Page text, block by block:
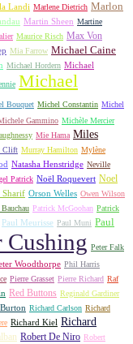
Landi Marlene Dietrich Marlon
Martin Sheen Martine
Maurice Risch Max Von
Mia Farrow Michael Caine
Michael Hordern Michael
Michael
Bouquet Michel Constantin Michel
Gammino Michèle Mercier
Mie Hama Miles
Clift Murray Hamilton Mylène
Natasha Henstridge Neville
Patrick Noël Roquevert Noel
Sharif Orson Welles Owen Wilson
Patrick McGoohan Patrick
Paul Meurisse Paul Muni Paul
Cushing Peter Falk
Woodthorpe Phil Harris
Pierre Grasset Pierre Richard Raf
Red Buttons Reginald Gardiner
Richard Carlson Richard
Richard Kiel Richard
Robert De Niro Robert